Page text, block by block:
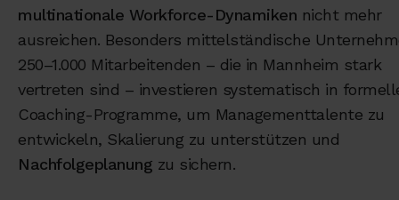
multinationale Workforce-Dynamiken nicht mehr
ausreichen. Besonders mittelständische
250–1.000 Mitarbeitenden – die in Mannheim stark
vertreten sind – investieren systematisch in
Coaching-Programme, um Managementtalente zu
entwickeln, Skalierung zu unterstützen und
Nachfolgeplanung zu sichern.